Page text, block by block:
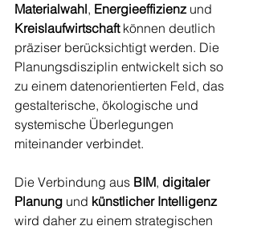
Materialwahl, Energieeffizienz und
Kreislaufwirtschaft können deutlich
präziser berücksichtigt werden. Die
Planungsdisziplin entwickelt sich so
zu einem datenorientierten Feld, das
gestalterische, ökologische und
systemische Überlegungen
miteinander verbindet.
Die Verbindung aus BIM, digitaler
Planung und künstlicher Intelligenz
wird daher zu einem strategischen